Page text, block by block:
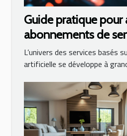
Guide pratique pour
abonnements de
L’univers des services basés
artificielle se développe à